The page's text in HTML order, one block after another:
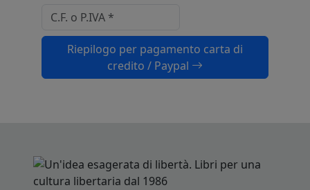
Riepilogo per pagamento carta di
credito / Paypal